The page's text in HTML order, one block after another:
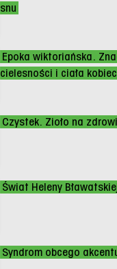
snu
Epoka wiktoriańska.
cielesności i ciała
Czystek. Zioło na
Świat Heleny
Syndrom obcego